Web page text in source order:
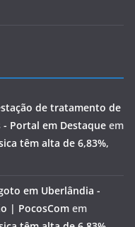
de tratamento de
Portal em Destaque em
têm alta de 6,83%,
em Uberlândia -
| PocosCom em